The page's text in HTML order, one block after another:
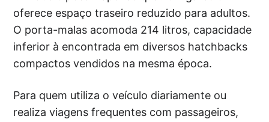
oferece espaço traseiro reduzido para adultos.
O porta-malas acomoda 214 litros, capacidade
inferior à encontrada em diversos hatchbacks
compactos vendidos na mesma época.
Para quem utiliza o veículo diariamente ou
realiza viagens frequentes com passageiros,